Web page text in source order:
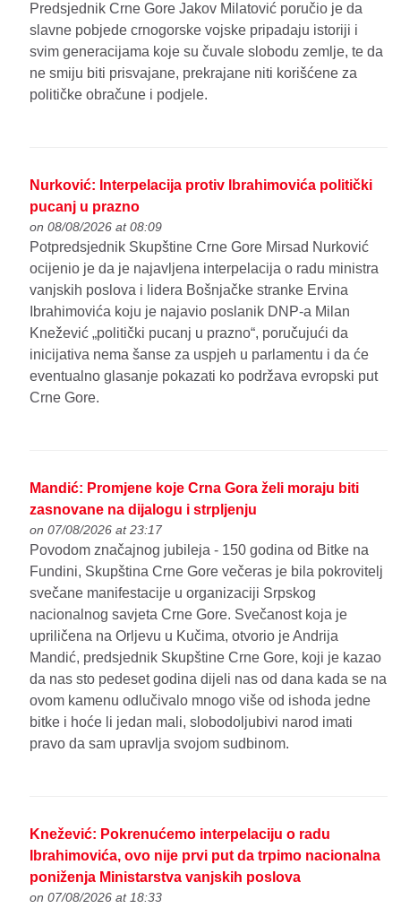
Predsjednik Crne Gore Jakov Milatović poručio je da
slavne pobjede crnogorske vojske pripadaju istoriji i
svim generacijama koje su čuvale slobodu zemlje, te da
ne smiju biti prisvajane, prekrajane niti korišćene za
političke obračune i podjele.
Nurković: Interpelacija protiv Ibrahimovića politički
pucanj u prazno
on 08/08/2026 at 08:09
Potpredsjednik Skupštine Crne Gore Mirsad Nurković
ocijenio je da je najavljena interpelacija o radu ministra
vanjskih poslova i lidera Bošnjačke stranke Ervina
Ibrahimovića koju je najavio poslanik DNP-a Milan
Knežević „politički pucanj u prazno“, poručujući da
inicijativa nema šanse za uspjeh u parlamentu i da će
eventualno glasanje pokazati ko podržava evropski put
Crne Gore.
Mandić: Promjene koje Crna Gora želi moraju biti
zasnovane na dijalogu i strpljenju
on 07/08/2026 at 23:17
Povodom značajnog jubileja - 150 godina od Bitke na
Fundini, Skupština Crne Gore večeras je bila pokrovitelj
svečane manifestacije u organizaciji Srpskog
nacionalnog savjeta Crne Gore. Svečanost koja je
upriličena na Orljevu u Kučima, otvorio je Andrija
Mandić, predsjednik Skupštine Crne Gore, koji je kazao
da nas sto pedeset godina dijeli nas od dana kada se na
ovom kamenu odlučivalo mnogo više od ishoda jedne
bitke i hoće li jedan mali, slobodoljubivi narod imati
pravo da sam upravlja svojom sudbinom.
Knežević: Pokrenućemo interpelaciju o radu
Ibrahimovića, ovo nije prvi put da trpimo nacionalna
poniženja Ministarstva vanjskih poslova
on 07/08/2026 at 18:33